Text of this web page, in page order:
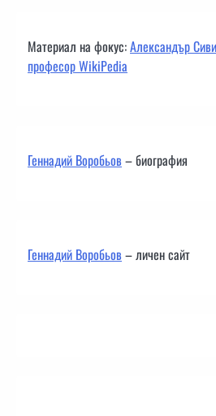
Материал на фокус:Александър
професор WikiPedia
Геннадий Воробьов– биография
Геннадий Воробьов– личен сайт